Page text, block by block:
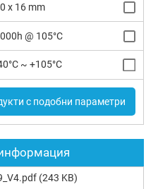
x 16 mm
@ 105°C
~ +105°C
с подобни параметри
(243 KB)